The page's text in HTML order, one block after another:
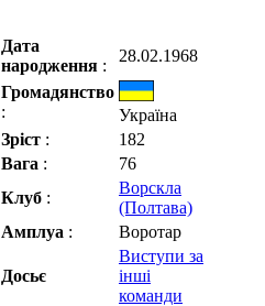
Дата
народження :
28.02.1968
Громадянство
:
Україна
Зріст :
182
Вага :
76
Клуб :
Ворскла
(Полтава)
Амплуа : Воротар
Досьє
Виступи за
інші
команди